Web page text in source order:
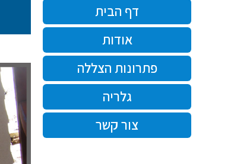
דף הבית
אודות
פתרונות הצללה
גלריה
צור קשר